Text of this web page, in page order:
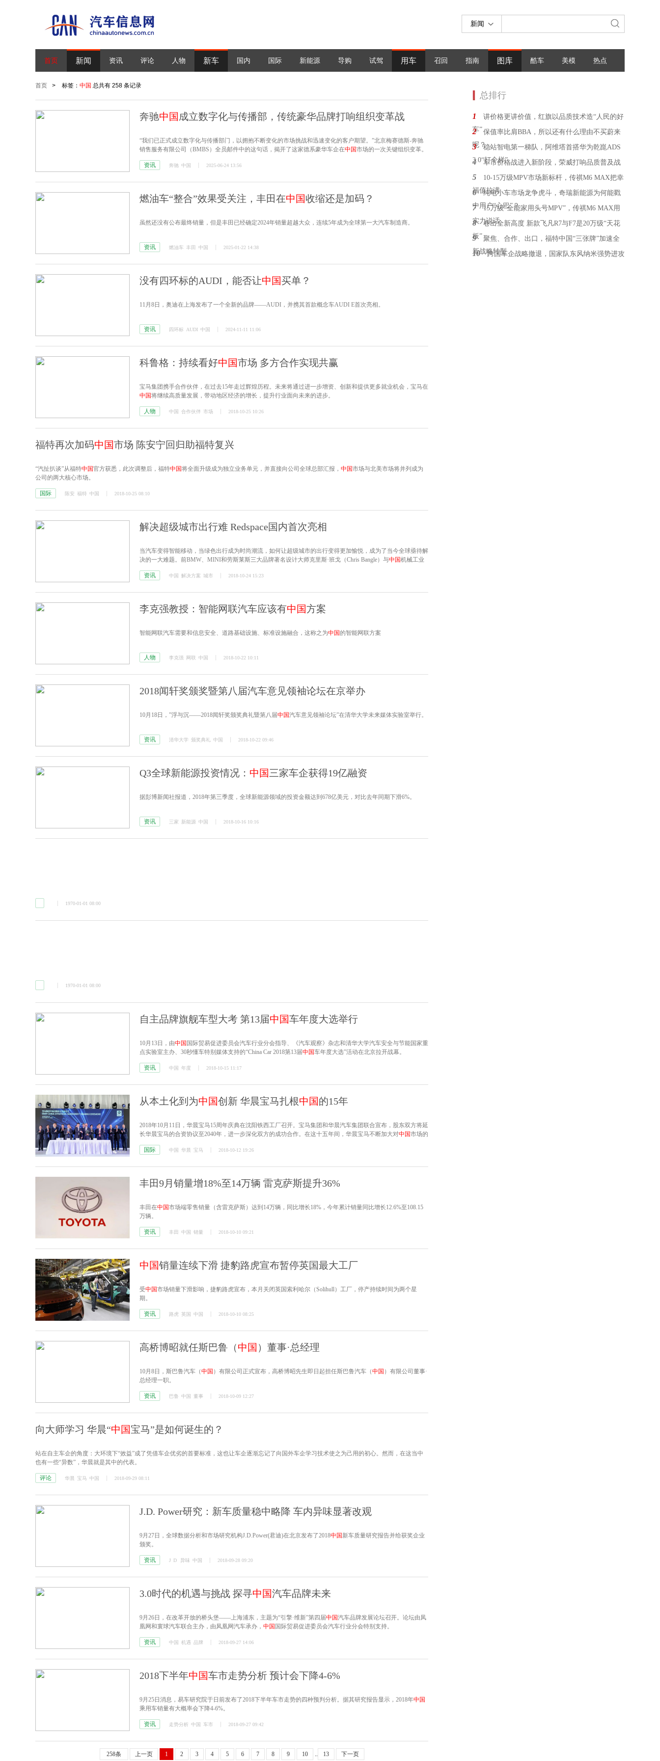
新闻
首页 新闻 资讯 评论 人物 新车 国内 国际 新能源 导购 试驾 用车 召回 指南 图库 酷车 美模 热点
首页 > 标签： 中国 总共有 258 条记录
奔驰中国 成立数字化与传播部，传统豪华品牌打响组织变革战
“我们已正式成立数字化与传播部门，以拥抱不断变化的市场挑战和迅速变化的客户期望。”北京梅赛德斯-奔驰
销售服务有限公司（BMBS）全员邮件中的这句话，揭开了这家德系豪华车企在中国市场的一次关键组织变革。
资讯 奔驰 中国 2025-06-24 13:56
燃油车“整合”效果受关注，丰田在中国收缩还是加码？
虽然还没有公布最终销量，但是丰田已经确定2024年销量超越大众，连续5年成为全球第一大汽车制造商。
资讯 燃油车 丰田 中国 2025-01-22 14:38
没有四环标的AUDI，能否让中国买单？
11月8日，奥迪在上海发布了一个全新的品牌——AUDI，并携其首款概念车AUDI E首次亮相。
资讯 四环标 AUDI 中国 2024-11-11 11:06
科鲁格：持续看好中国市场 多方合作实现共赢
宝马集团携手合作伙伴，在过去15年走过辉煌历程。未来将通过进一步增资、创新和提供更多就业机会，宝马在
中国将继续高质量发展，带动地区经济的增长，提升行业面向未来的进步。
人物 中国 合作伙伴 市场 2018-10-25 10:26
福特再次加码中国市场 陈安宁回归助福特复兴
“汽扯扒谈”从福特中国官方获悉，此次调整后，福特中国将全面升级成为独立业务单元，并直接向公司全球总部汇报， 中国市场与北美市场将并列成为
公司的两大核心市场。
国际 陈安 福特 中国 2018-10-25 08:10
解决超级城市出行难 Redspace国内首次亮相
当汽车变得智能移动，当绿色出行成为时尚潮流，如何让超级城市的出行变得更加愉悦，成为了当今全球亟待解
决的一大难题。前BMW、MINI和劳斯莱斯三大品牌著名设计大师克里斯·班戈（Chris Bangle）与中国机械工业
资讯
中国 解决方案 城市 2018-10-24 15:23
李克强教授：智能网联汽车应该有中国方案
智能网联汽车需要和信息安全、道路基础设施、标准设施融合，这称之为中国的智能网联方案
人物 李克强 网联 中国 2018-10-22 10:11
2018闻轩奖颁奖暨第八届汽车意见领袖论坛在京举办
10月18日，”浮与沉——2018闻轩奖颁奖典礼暨第八届中国汽车意见领袖论坛”在清华大学未来媒体实验室举行。
资讯 清华大学 颁奖典礼 中国 2018-10-22 09:46
Q3全球新能源投资情况： 中国三家车企获得19亿融资
据彭博新闻社报道，2018年第三季度，全球新能源领域的投资金额达到678亿美元，对比去年同期下滑6%。
资讯 三家 新能源 中国 2018-10-16 10:16
1970-01-01 08:00
1970-01-01 08:00
自主品牌旗舰车型大考 第13届中国车年度大选举行
10月13日，由中国 国际贸易促进委员会汽车行业分会指导、《汽车观察》杂志和清华大学汽车安全与节能国家重
点实验室主办、30秒懂车特别媒体支持的“China Car 2018第13届中国车年度大选”活动在北京拉开战幕。
资讯 中国 年度 2018-10-15 11:17
从本土化到为中国创新 华晨宝马扎根中国的15年
2018年10月11日，华晨宝马15周年庆典在沈阳铁西工厂召开。宝马集团和华晨汽车集团联合宣布，股东双方将延
长华晨宝马的合资协议至2040年，进一步深化双方的成功合作。在这十五年间，华晨宝马不断加大对中国市场的
经济、推动 中国 智能制造和引领未来出行等方面还会为
国际 中国 华晨 宝马 2018-10-12 19:26
丰田9月销量增18%至14万辆 雷克萨斯提升36%
丰田在中国市场端零售销量（含雷克萨斯）达到14万辆，同比增长18%，今年累计销量同比增长12.6%至108.15
万辆。
资讯 丰田 中国 销量 2018-10-10 09:21
中国销量连续下滑 捷豹路虎宣布暂停英国最大工厂
受中国市场销量下滑影响，捷豹路虎宣布，本月关闭英国索利哈尔（Solihull）工厂，停产持续时间为两个星
期。
资讯 路虎 英国 中国 2018-10-10 08:25
高桥博昭就任斯巴鲁（中国 ）董事·总经理
10月8日，斯巴鲁汽车（中国 ）有限公司正式宣布，高桥博昭先生即日起担任斯巴鲁汽车（中国 ）有限公司董事·
总经理一职。
资讯 巴鲁 中国 董事 2018-10-09 12:27
向大师学习 华晨“中国宝马”是如何诞生的？
站在自主车企的角度：大环境下“效益”成了凭借车企优劣的首要标准，这也让车企逐渐忘记了向国外车企学习技术使之为己用的初心。然而，在这当中
也有一些“异数”，华晨就是其中的代表。
评论 华晨 宝马 中国 2018-09-29 08:11
J.D. Power研究：新车质量稳中略降 车内异味显著改观
9月27日，全球数据分析和市场研究机构J.D.Power(君迪)在北京发布了2018中国 新车质量研究报告并给获奖企业
颁奖。
资讯 J D 异味 中国 2018-09-28 09:20
3.0时代的机遇与挑战 探寻中国汽车品牌未来
9月26日，在改革开放的桥头堡——上海浦东，主题为“引擎·维新”第四届中国汽车品牌发展论坛召开。论坛由凤
凰网和寰球汽车联合主办，由凤凰网汽车承办， 中国 国际贸易促进委员会汽车行业分会特别支持。
资讯 中国 机遇 品牌 2018-09-27 14:06
2018下半年中国车市走势分析 预计会下降4-6%
9月25日消息，易车研究院于日前发布了2018下半年车市走势的四种预判分析。据其研究报告显示，2018年中国
乘用车销量有大概率会下降4-6%。
资讯 走势分析 中国 车市 2018-09-27 09:42
258条 上一页 1 2 3 4 5 6 7 8 9 10 .. 13 下一页
总排行
1
讲价格更讲价值，红旗以品质技术造“人民的好
车”
2
保值率比肩BBA，所以还有什么理由不买蔚来
呢？
3
稳站智电第一梯队，阿维塔首搭华为乾崑ADS
3.0“打个样”
4 车市价格战进入新阶段，荣威打响品质普及战
5
10-15万级MPV市场新标杆，传祺M6 MAX把幸
福值拉满
6
纯电小车市场龙争虎斗，奇瑞新能源为何能戳
中用户“心巴”？
7
15万级“全能家用头号MPV”，传祺M6 MAX用
实力说话
8
卷出全新高度 新款飞凡R7与F7是20万级“天花
板”
9
聚焦、合作、出口，福特中国“三张牌”加速全
新战略转型
10 跨国车企战略撤退，国家队东风纳米强势进攻